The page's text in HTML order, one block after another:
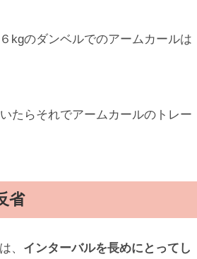
kgのダンベルでのアームカールは
たらそれでアームカールのトレー
省
、 インターバルを長めにとってし